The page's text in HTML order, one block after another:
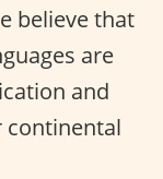
believe that
are
and
continental